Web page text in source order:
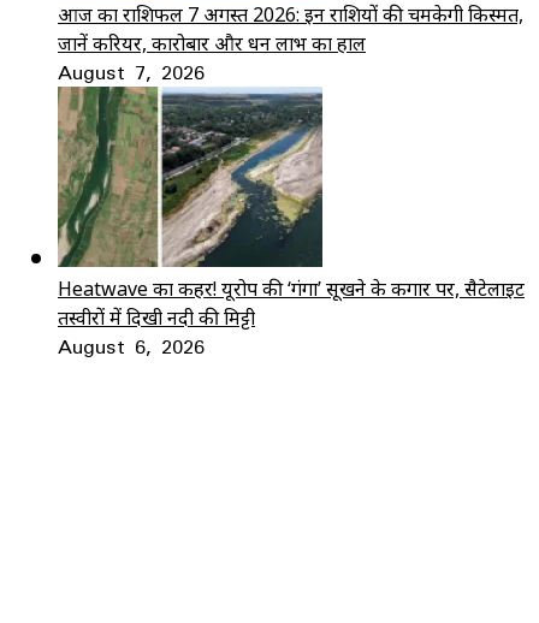
आज का राशिफल 7 अगस्त 2026: इन राशियों की चमकेगी किस्मत,
जानें करियर, कारोबार और धन लाभ का हाल
August 7, 2026
Heatwave का कहर! यूरोप की ‘गंगा’ सूखने के कगार पर, सैटेलाइट
तस्वीरों में दिखी नदी की मिट्टी
August 6, 2026